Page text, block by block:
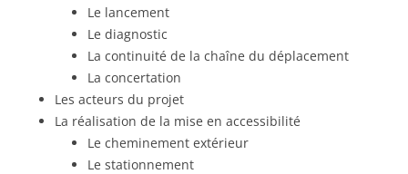
Le lancement
Le diagnostic
La continuité de la chaîne du déplacement
La concertation
Les acteurs du projet
La réalisation de la mise en accessibilité
Le cheminement extérieur
Le stationnement